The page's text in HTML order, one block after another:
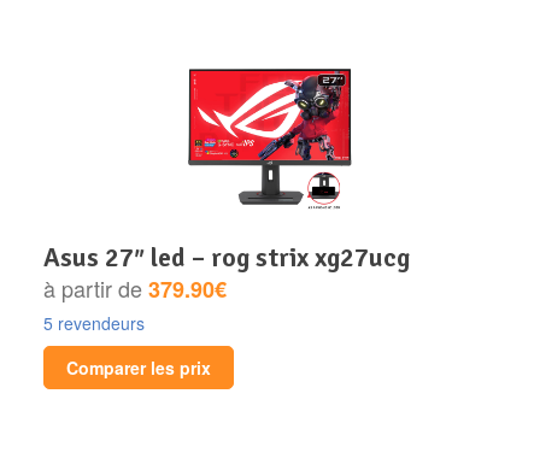
asus 27″ led – rog strix xg27ucg
à partir de379.90€
5 revendeurs
Comparer les prix